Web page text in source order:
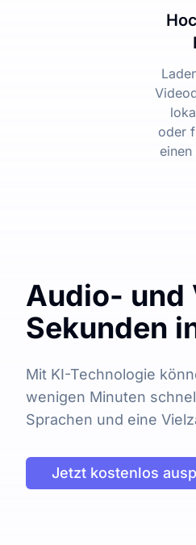
oder
Audio- und
Sekunden
Mit KI-Technologie
wenigen Minuten
Sprachen und eine
Jetzt kostenlos